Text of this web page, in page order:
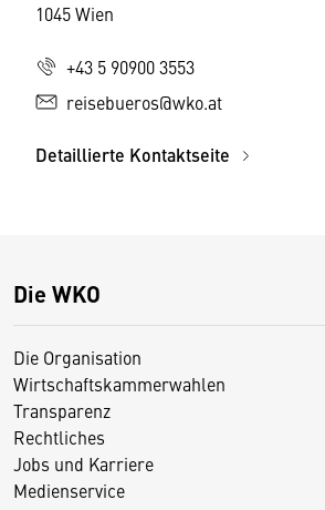
1045 Wien
+43 5 90900 3553
reisebueros@wko.at
Detaillierte Kontaktseite
Die WKO
Die Organisation
Wirtschaftskammerwahlen
Transparenz
Rechtliches
Jobs und Karriere
Medienservice